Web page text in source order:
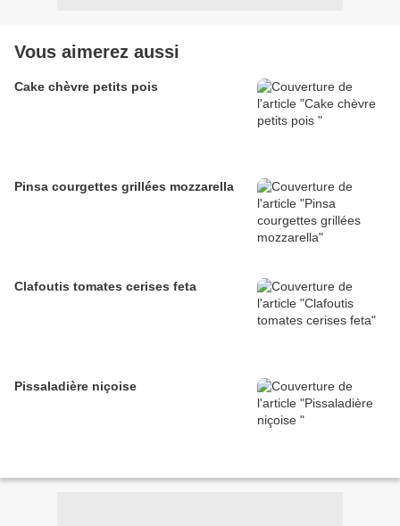
Vous aimerez aussi
Cake chèvre petits pois
Pinsa courgettes grillées mozzarella
Clafoutis tomates cerises feta
Pissaladière niçoise